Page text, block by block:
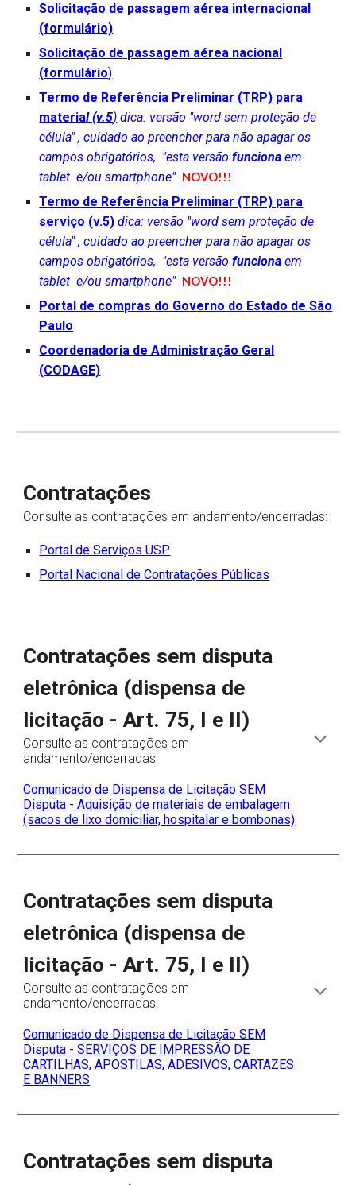
Solicitação de passagem aérea internacional
(formulário)
Solicitação de passagem aérea nacional
(formulário)
Termo de Referência Preliminar (TRP) para
material (v.5) dica: versão "word sem proteção de
célula" , cuidado ao preencher para não apagar os
campos obrigatórios, "esta versãofunciona em
tablet e/ou smartphone" NOVO!!!
Termo de Referência Preliminar (TRP) para
serviço (v.5) dica: versão "word sem proteção de
célula" , cuidado ao preencher para não apagar os
campos obrigatórios, "esta versãofunciona em
tablet e/ou smartphone" NOVO!!!
Portal de compras do Governo do Estado de São
Paulo
Coordenadoria de Administração Geral
(CODAGE)
Contratações
Consulte as contratações em andamento/encerradas:
Portal de Serviços USP
Portal Nacional de Contratações Públicas
Contratações sem disputa
eletrônica (dispensa de
licitação - Art. 75, I e II)
Consulte as contratações em
andamento/encerradas:
Comunicado de Dispensa de Licitação SEM
Disputa - Aquisição de materiais de embalagem
(sacos de lixo domiciliar, hospitalar e bombonas)
Contratações sem disputa
eletrônica (dispensa de
licitação - Art. 75, I e II)
Consulte as contratações em
andamento/encerradas:
Comunicado de Dispensa de Licitação SEM
Disputa - SERVIÇOS DE IMPRESSÃO DE
CARTILHAS, APOSTILAS, ADESIVOS, CARTAZES
E BANNERS
Contratações sem disputa